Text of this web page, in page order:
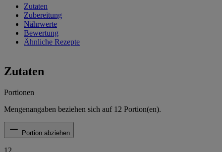
Zutaten
Zubereitung
Nährwerte
Bewertung
Ähnliche Rezepte
Zutaten
Portionen
Mengenangaben beziehen sich auf 12 Portion(en).
Portion abziehen